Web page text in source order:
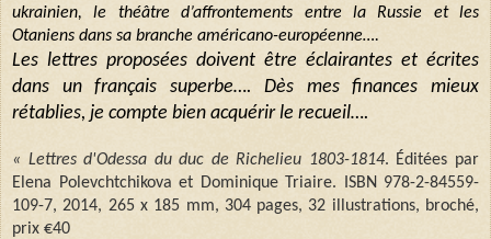
ukrainien, le théâtre d’affrontements entre la Russie et les
Otaniens dans sa branche américano-européenne….
Les lettres proposées doivent être éclairantes et écrites
dans un français superbe…. Dès mes finances mieux
rétablies, je compte bien acquérir le recueil….
« Lettres d'Odessa du duc de Richelieu 1803-1814. Éditées par
Elena Polevchtchikova et Dominique Triaire. ISBN 978-2-84559-
109-7, 2014, 265 x 185 mm, 304 pages, 32 illustrations, broché,
prix €40